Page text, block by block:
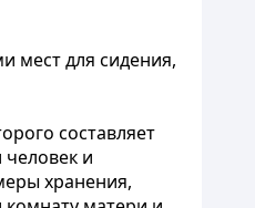
мест для сидения,
составляет
и
хранения,